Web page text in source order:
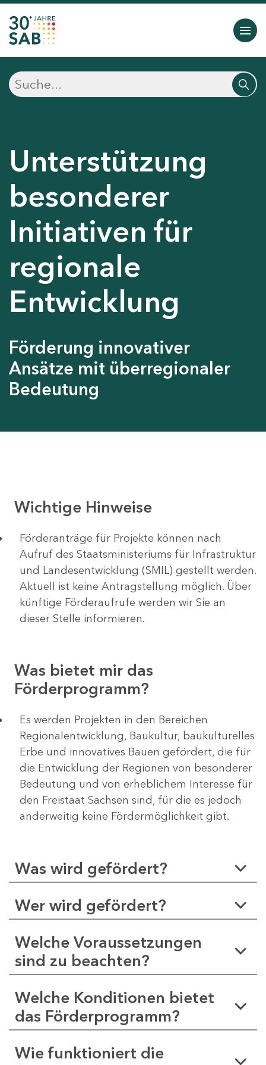
Unterstützung
besonderer
Initiativen für
regionale
Entwicklung
Förderung innovativer
Ansätze mit überregionaler
Bedeutung
Wichtige Hinweise
Förderanträge für Projekte können nach
Aufruf des Staatsministeriums für Infrastruktur
und Landesentwicklung (SMIL) gestellt werden.
Aktuell ist keine Antragstellung möglich. Über
künftige Förderaufrufe werden wir Sie an
dieser Stelle informieren.
Was bietet mir das
Förderprogramm?
Es werden Projekten in den Bereichen
Regionalentwicklung, Baukultur, baukulturelles
Erbe und innovatives Bauen gefördert, die für
die Entwicklung der Regionen von besonderer
Bedeutung und von erheblichem Interesse für
den Freistaat Sachsen sind, für die es jedoch
anderweitig keine Fördermöglichkeit gibt.
Was wird gefördert?
Wer wird gefördert?
Welche Voraussetzungen
sind zu beachten?
Welche Konditionen bietet
das Förderprogramm?
Wie funktioniert die